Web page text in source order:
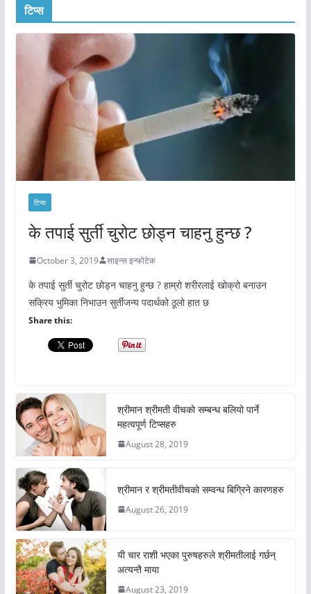
टिप्स
टिप्स
के तपाई सुर्ती चुरोट छोड्न चाहनु हुन्छ ?
October 3, 2019 साइन्स इन्फोटेक
के तपाई सुर्ती चुरोट छोड्न चाहनु हुन्छ ? हाम्रो शरीरलाई खोक्रो बनाउन
सक्रिय भुमिका निभाउन सुर्तीजन्य पदार्थको ठूलो हात छ
Share this:
श्रीमान श्रीमती वीचको सम्बन्ध बलियो पार्ने
महत्वपूर्ण टिप्सहरु
August 28, 2019
श्रीमान र श्रीमतीवीचको सम्वन्ध बिग्रिने कारणहरु
August 26, 2019
यी चार राशी भएका पुरुषहरुले श्रीमतीलाई गर्छन्
अत्यन्तै माया
August 23, 2019